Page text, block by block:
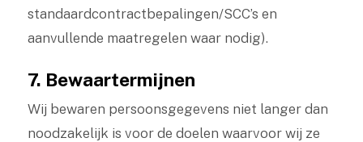
standaardcontractbepalingen/SCC’s en
aanvullende maatregelen waar nodig).
7. Bewaartermijnen
Wij bewaren persoonsgegevens niet langer dan
noodzakelijk is voor de doelen waarvoor wij ze